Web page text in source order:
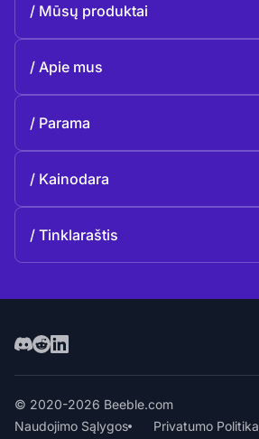
Mūsų produktai
Apie mus
Istorija
Parama
Kontaktai
Kainodara
Tinklaraštis
© 2020-2026 Beeble.com
Naudojimo Sąlygos
Privatumo Politika